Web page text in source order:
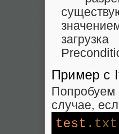
Пример с
Попробуем
случае,
test .txt